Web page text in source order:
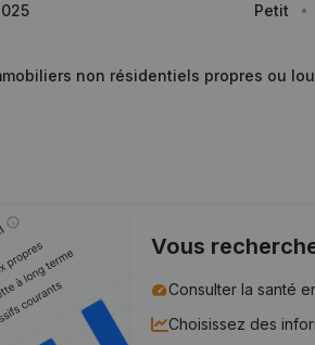
Petit
non résidentiels propres ou
Vous
Consulter la santé
Choisissez des